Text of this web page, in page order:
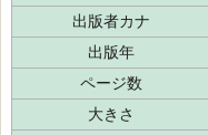
出版者カナ
出版年
ページ数
大きさ